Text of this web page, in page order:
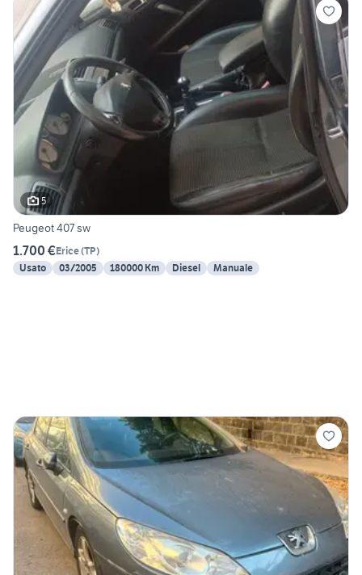
5
Peugeot 407 sw
1.700 €Erice(TP)
Usato
03/2005 180000 Km Diesel Manuale